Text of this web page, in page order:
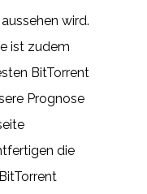
wird.
ist zudem
BitTorrent
Prognose
die